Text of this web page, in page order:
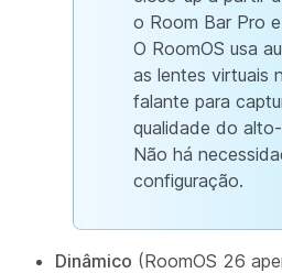
o Room Bar Pro
O RoomOS usa
as lentes virtuais
falante para
qualidade do
Não há
configuração.
Dinâmico (RoomOS 26